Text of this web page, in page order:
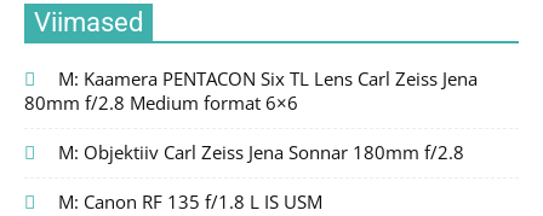
Viimased
M: Kaamera PENTACON Six TL Lens Carl Zeiss Jena
80mm f/2.8 Medium format 6×6
M: Objektiiv Carl Zeiss Jena Sonnar 180mm f/2.8
M: Canon RF 135 f/1.8 L IS USM